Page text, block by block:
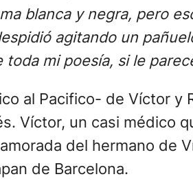
blanca y negra, pero
agitando un
mi poesía, si le
al Pacifico- de Víctor y
Víctor, un casi médico
del hermano de
de Barcelona.